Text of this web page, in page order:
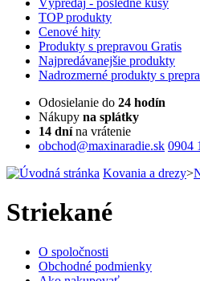
Výpredaj - posledné kusy
TOPprodukty
Cenové hity
Produkty s prepravou Gratis
Najpredávanejšie produkty
Nadrozmerné produkty s
Odosielanie do 24 hodín
Nákupy na splátky
14 dnína vrátenie
obchod@maxinaradie.sk 0904
Kovania a drezy>
Striekané
O spoločnosti
Obchodné podmienky